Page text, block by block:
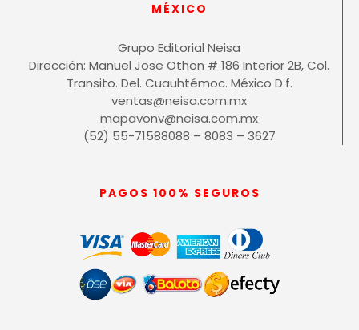
MÉXICO
Grupo Editorial Neisa
Dirección: Manuel Jose Othon # 186 Interior 2B, Col.
Transito. Del. Cuauhtémoc. México D.f.
ventas@neisa.com.mx
mapavonv@neisa.com.mx
(52) 55-71588088 – 8083 – 3627
PAGOS 100% SEGUROS